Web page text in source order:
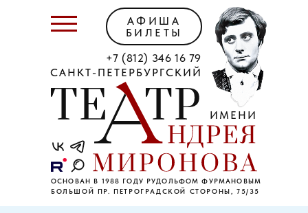
САНКТ-ПЕТЕРБУРГСКИЙ
ИМЕНИ
ОСНОВАН В 1988 ГОДУ РУДОЛЬФОМ ФУРМАНОВЫМ
+7 (812) 346 16 79
БОЛЬШОЙ ПР. ПЕТРОГРАДСКОЙ СТОРОНЫ, 75/35
АФИША
БИЛЕТЫ